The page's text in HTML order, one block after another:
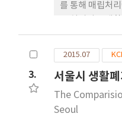
를 통해 매립처
생되는 소각재
들이 많아서 지
이다. 소각재 중
건설의 경량 골
진행 중이다. 현
서는 바닥재를
3.
2015.07
서울시 생활
The
Seoul